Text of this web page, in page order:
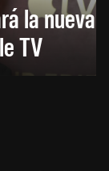
la nueva
TV